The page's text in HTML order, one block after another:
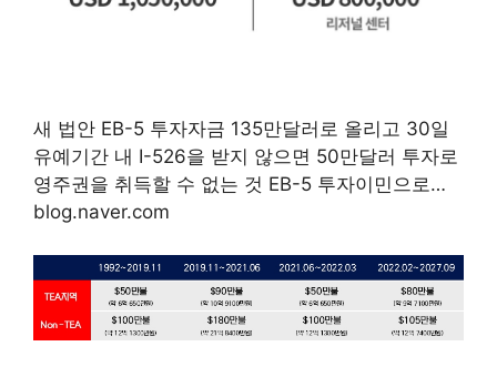
새 법안 EB-5 투자자금 135만달러로 올리고 30일
유예기간 내 I-526을 받지 않으면 50만달러 투자로
영주권을 취득할 수 없는 것 EB-5 투자이민으로…
blog.naver.com